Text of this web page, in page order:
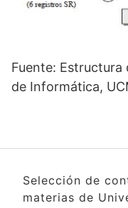
Fuente: Estructura
de Informática,
Selección de
materias de